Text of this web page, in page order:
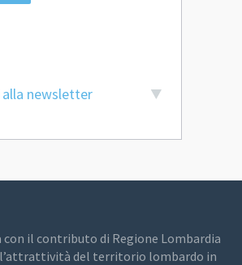
newsletter
il contributo di Regione Lombardia
del territorio lombardo in